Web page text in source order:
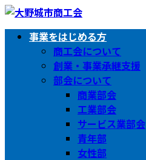
コ
ン
ナ
ビ
事業をはじめる方
商工会について
創業・事業承継支援
部会について
商業部会
工業部会
サービス業部会
青年部
女性部